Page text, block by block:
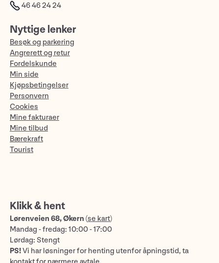
46 46 24 24
Nyttige lenker
Besøk og parkering
Angrerett og retur
Fordelskunde
Min side
Kjøpsbetingelser
Personvern
Cookies
Mine fakturaer
Mine tilbud
Bærekraft
Tourist
Klikk & hent
Lørenveien 68, Økern (se kart)
Mandag - fredag: 10:00 - 17:00
Lørdag: Stengt
PS!Vi har løsninger for henting utenfor åpningstid, ta